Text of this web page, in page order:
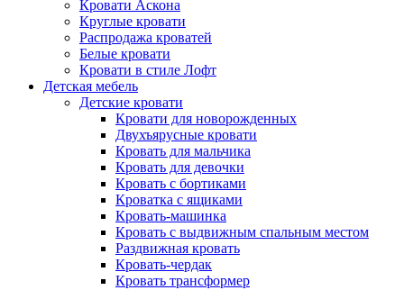
Кровати Аскона
Круглые кровати
Распродажа кроватей
Белые кровати
Кровати в стиле Лофт
Детская мебель
Детские кровати
Кровати для новорожденных
Двухъярусные кровати
Кровать для мальчика
Кровать для девочки
Кровать с бортиками
Кроватка с ящиками
Кровать-машинка
Кровать с выдвижным спальным местом
Раздвижная кровать
Кровать-чердак
Кровать трансформер